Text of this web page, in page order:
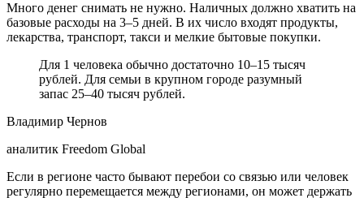
Много денег снимать не нужно. Наличных должно хватить на
базовые расходы на 3–5 дней. В их число входят продукты,
лекарства, транспорт, такси и мелкие бытовые покупки.
Для 1 человека обычно достаточно 10–15 тысяч
рублей. Для семьи в крупном городе разумный
запас 25–40 тысяч рублей.
Владимир Чернов
аналитик Freedom Global
Если в регионе часто бывают перебои со связью или человек
регулярно перемещается между регионами, он может держать